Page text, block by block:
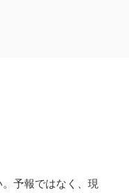
予報ではなく、現